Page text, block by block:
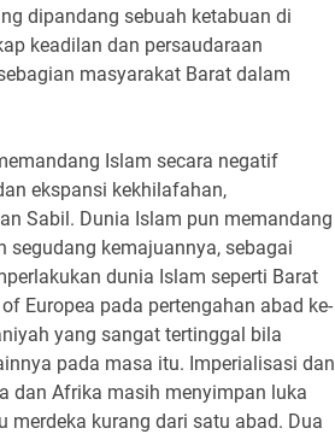
dipandang sebuah ketabuan di
keadilan dan persaudaraan
masyarakat Barat dalam
Islam secara negatif
ekspansi kekhilafahan,
Sabil. Dunia Islam pun memandang
segudang kemajuannya, sebagai
dunia Islam seperti Barat
Europea pada pertengahan abad ke-
yang sangat tertinggal bila
pada masa itu. Imperialisasi dan
dan Afrika masih menyimpan luka
merdeka kurang dari satu abad. Dua